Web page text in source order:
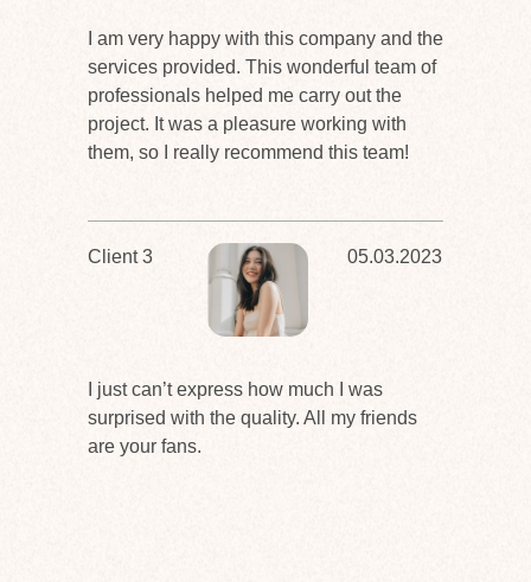
I am very happy with this company and the
services provided. This wonderful team of
professionals helped me carry out the
project. It was a pleasure working with
them, so I really recommend this team!
I just can’t express how much I was
surprised with the quality. All my friends
are your fans.
05.03.2023
Client 3